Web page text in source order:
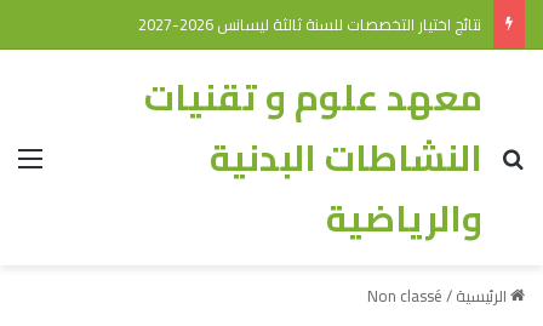
نتائج اختيار التخصصات للسنة ثالثة ليسانس 2026-2027
معهد علوم و تقنيات
النشاطات البدنية
والرياضية
الرئيسية/
Non classé